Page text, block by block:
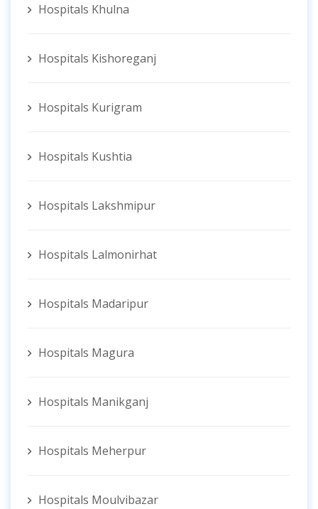
Hospitals Khulna
Hospitals Kishoreganj
Hospitals Kurigram
Hospitals Kushtia
Hospitals Lakshmipur
Hospitals Lalmonirhat
Hospitals Madaripur
Hospitals Magura
Hospitals Manikganj
Hospitals Meherpur
Hospitals Moulvibazar